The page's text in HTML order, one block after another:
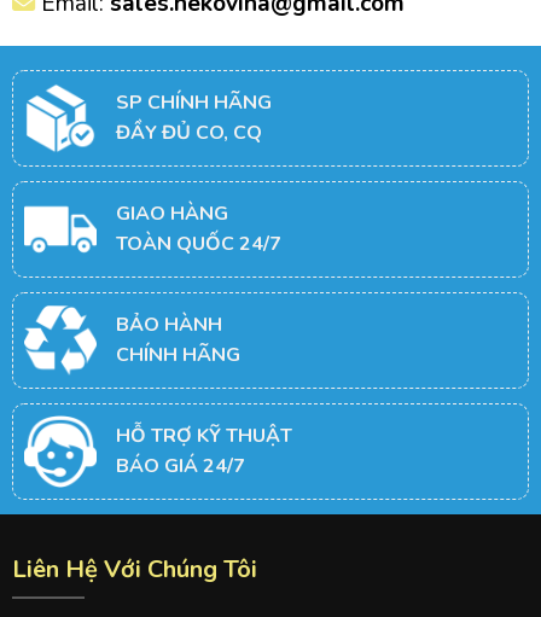
SP CHÍNH HÃNG
ĐẦY ĐỦ CO, CQ
GIAO HÀNG
TOÀN QUỐC 24/7
BẢO HÀNH
CHÍNH HÃNG
HỖ TRỢ KỸ THUẬT
BÁO GIÁ 24/7
Liên Hệ Với Chúng Tôi